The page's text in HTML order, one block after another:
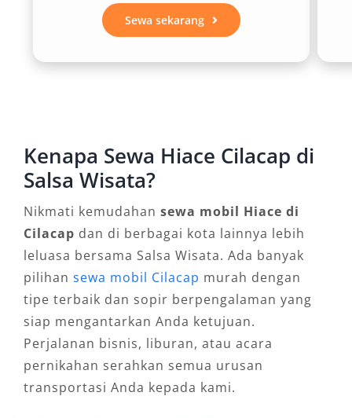
pengguna bisa menyesuaikan kebutuhan
perjalanan mereka dengan mudah.
keluarga, tetapi juga sering digunakan untuk
acara pernikahan, perjalanan dinas, hingga
kegiatan sekolah atau kampus. Dengan sewa
mobil Hiace Cilacap, semua kebutuhan
transportasi dalam jumlah besar dapat
terakomodasi dengan baik.
5. Kenyamanan Fitur dan Performa
Selain kapasitas besar, Toyota Hiace dikenal
memiliki performa mesin tangguh dan fitur
kenyamanan modern. Kursi yang empuk,
Sewa sekarang
Kenapa Sewa Hiace Cilacap di
Salsa Wisata?
Nikmati kemudahan sewa mobil Hiace di
Cilacap dan di berbagai kota lainnya lebih
leluasa bersama Salsa Wisata. Ada banyak
pilihan sewa mobil Cilacap murah dengan
tipe terbaik dan sopir berpengalaman yang
siap mengantarkan Anda ketujuan.
Perjalanan bisnis, liburan, atau acara
pernikahan serahkan semua urusan
transportasi Anda kepada kami.